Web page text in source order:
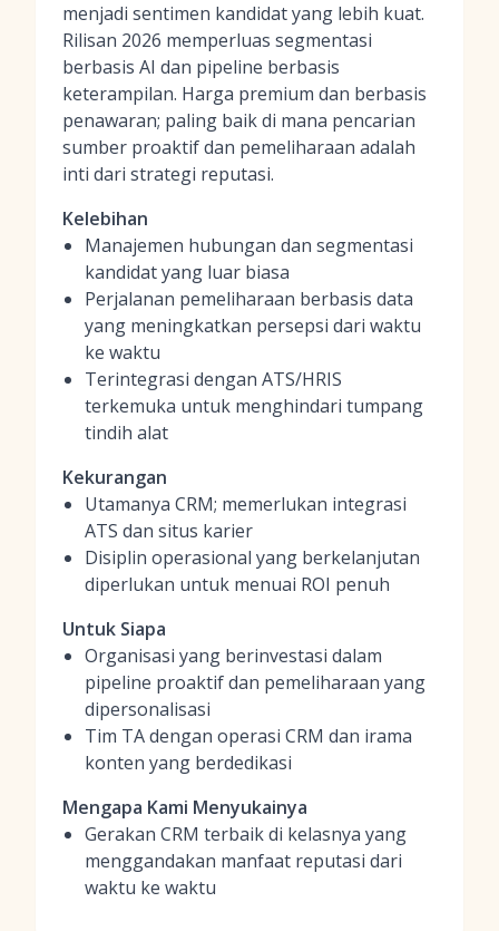
menjadi sentimen kandidat yang lebih kuat.
Rilisan 2026 memperluas segmentasi
berbasis AI dan pipeline berbasis
keterampilan. Harga premium dan berbasis
penawaran; paling baik di mana pencarian
sumber proaktif dan pemeliharaan adalah
inti dari strategi reputasi.
Kelebihan
Manajemen hubungan dan segmentasi
kandidat yang luar biasa
Perjalanan pemeliharaan berbasis data
yang meningkatkan persepsi dari waktu
ke waktu
Terintegrasi dengan ATS/HRIS
terkemuka untuk menghindari tumpang
tindih alat
Kekurangan
Utamanya CRM; memerlukan integrasi
ATS dan situs karier
Disiplin operasional yang berkelanjutan
diperlukan untuk menuai ROI penuh
Untuk Siapa
Organisasi yang berinvestasi dalam
pipeline proaktif dan pemeliharaan yang
dipersonalisasi
Tim TA dengan operasi CRM dan irama
konten yang berdedikasi
Mengapa Kami Menyukainya
Gerakan CRM terbaik di kelasnya yang
menggandakan manfaat reputasi dari
waktu ke waktu